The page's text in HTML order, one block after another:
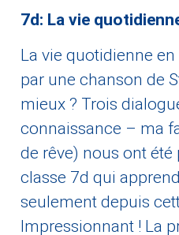
7d: La vie
La vie quotidienne
par une chanson de
mieux ? Trois
connaissance – ma
de rêve) nous ont été
classe 7d qui
seulement depuis
Impressionnant ! La